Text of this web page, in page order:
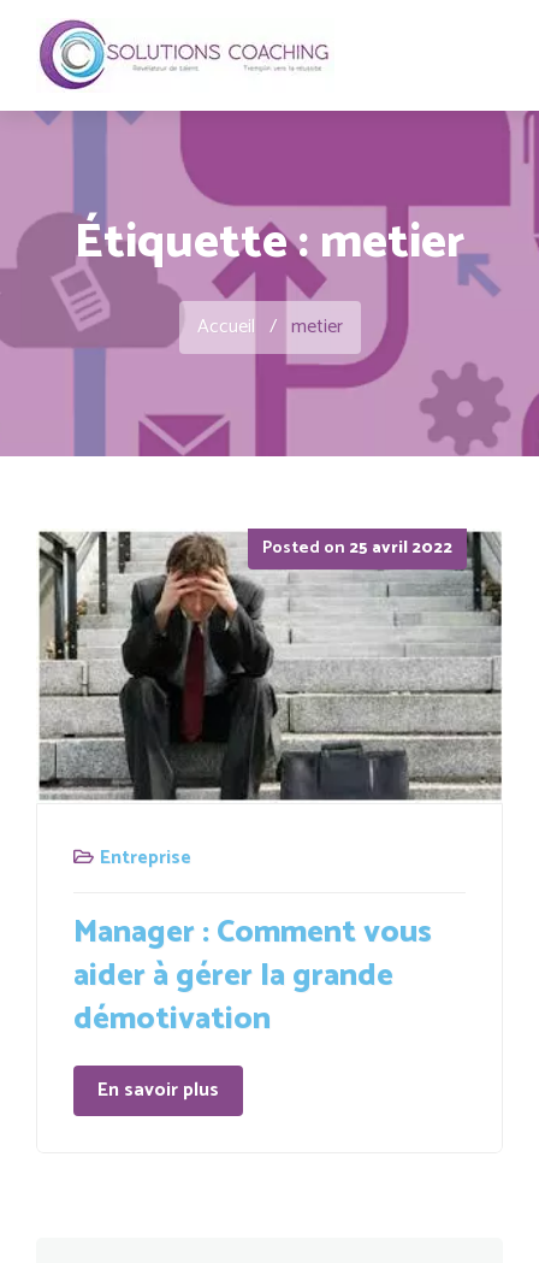
Étiquette :metier
Accueil / metier
Posted on 25 avril 2022
Entreprise
Manager : Comment vous
aider à gérer la grande
démotivation
En savoir plus